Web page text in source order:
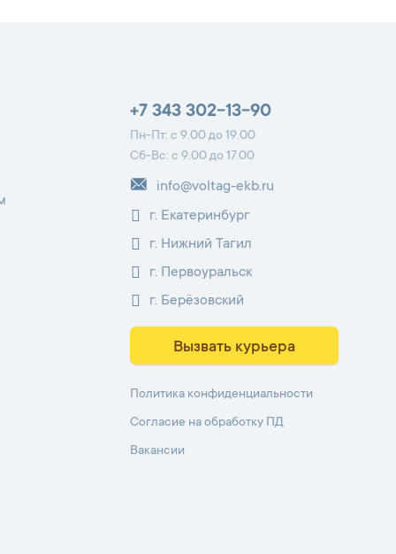
+7 343 302-13-90
Пн-Пт: с 9.00 до 19.00
Сб-Вс: с 9.00 до 17.00
info@voltag-ekb.ru
г. Екатеринбург
г. Нижний Тагил
г. Первоуральск
г. Берёзовский
Вызвать курьера
Политика конфиденциальности
Согласие на обработку ПД
Вакансии